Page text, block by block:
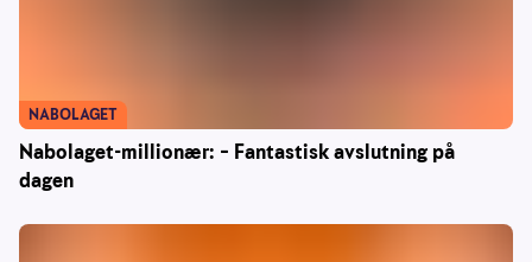
Nabolaget-millionær: – Fantastisk avslutning på
dagen
NABOLAGET